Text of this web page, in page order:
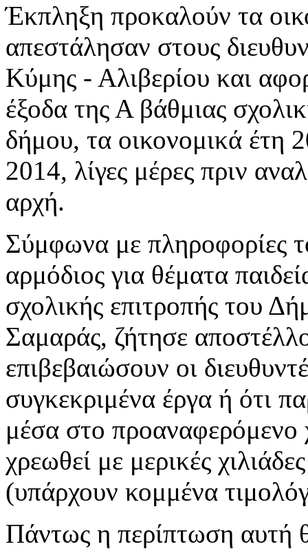
Έκπληξη προκαλούν τα
απεστάλησαν στους
Κύμης - Αλιβερίου και
έξοδα της Α βάθμιας
δήμου, τα οικονομικά έτη
2014, λίγες μέρες πριν
αρχή.
Σύμφωνα με πληροφορίες
αρμόδιος για θέματα
σχολικής επιτροπής του
Σαμαράς, ζήτησε
επιβεβαιώσουν οι
συγκεκριμένα έργα ή ότι
μέσα στο προαναφερόμενο
χρεωθεί με μερικές
(υπάρχουν κομμένα
Πάντως η περίπτωση αυτή